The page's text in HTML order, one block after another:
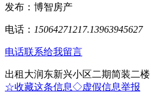
发布：博智房产
电话： 15064271217.13963945627
电话联系给我留言
出租大润东新兴小区二期简装二楼
☆收藏这条信息◇虚假信息举报